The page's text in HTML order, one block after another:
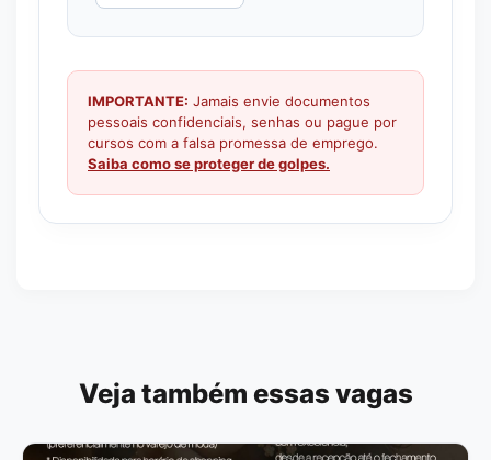
IMPORTANTE: Jamais envie documentos
pessoais confidenciais, senhas ou pague por
cursos com a falsa promessa de emprego.
Saiba como se proteger de golpes.
Veja também essas vagas